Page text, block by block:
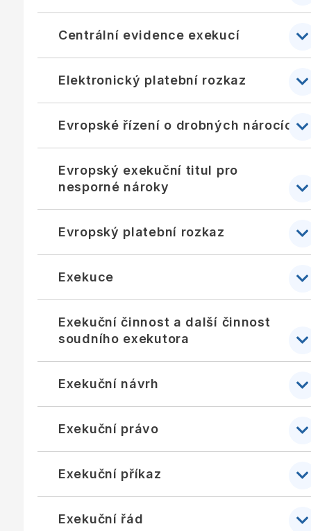
Centrální evidence exekucí
Elektronický platební rozkaz
Evropské řízení o drobných nárocích
Evropský exekuční titul pro
nesporné nároky
Evropský platební rozkaz
Exekuce
Exekuční činnost a další činnost
soudního exekutora
Exekuční návrh
Exekuční právo
Exekuční příkaz
Exekuční řád